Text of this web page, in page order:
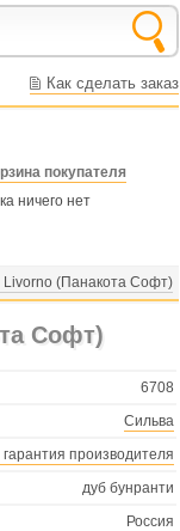
Как сделать заказ
покупателя
ничего нет
Livorno (Панакота Софт)
Софт)
6708
Сильва
производителя
дуб бунранти
Россия